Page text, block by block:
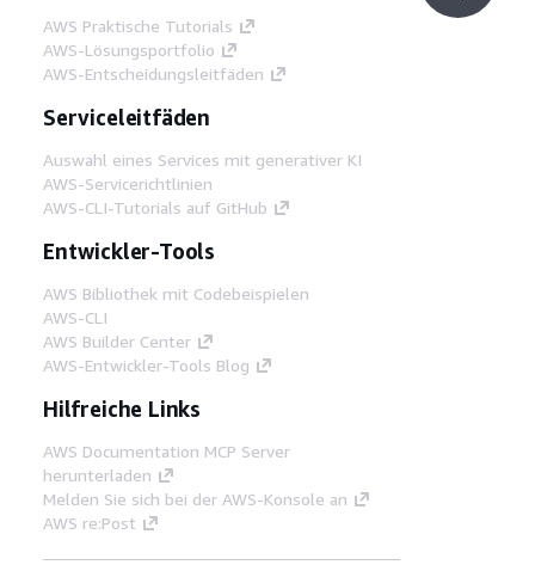
AWS Praktische Tutorials
AWS-Lösungsportfolio
AWS-Entscheidungsleitfäden
Serviceleitfäden
Auswahl eines Services mit generativer KI
AWS-Servicerichtlinien
AWS-CLI-Tutorials auf GitHub
Entwickler-Tools
AWS Bibliothek mit Codebeispielen
AWS-CLI
AWS Builder Center
AWS-Entwickler-Tools Blog
Hilfreiche Links
AWS Documentation MCP Server
herunterladen
Melden Sie sich bei der AWS-Konsole an
AWS re:Post